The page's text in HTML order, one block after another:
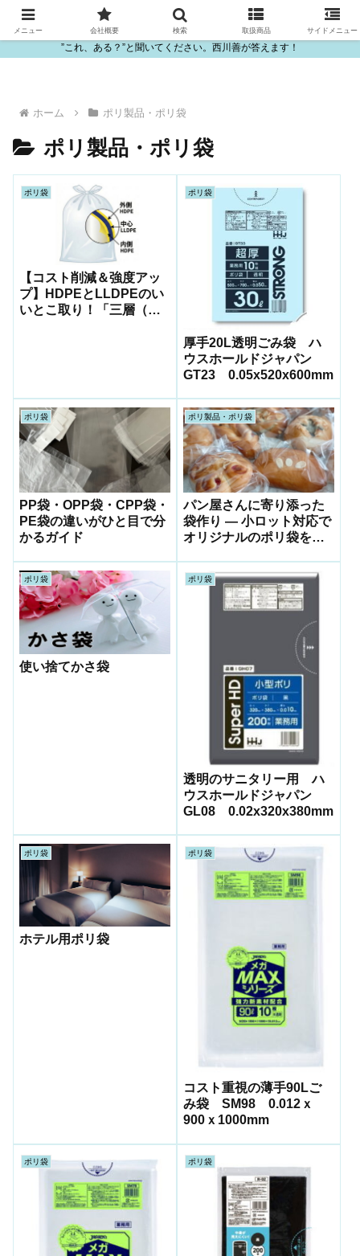
ビニール・プラスチック製品の卸販売は西川善
”これ、ある？”と聞いてください。西川善が答えます！
ホーム ポリ製品・ポリ袋
ポリ製品・ポリ袋
ポリ袋
【コスト削減＆強度アッ
プ】HDPEとLLDPEのい
いとこ取り！「三層（多
ポリ袋
厚手20L透明ごみ袋 ハ
ウスホールドジャパン
GT23 0.05x520x600mm
ポリ袋
PP袋・OPP袋・CPP袋・
PE袋の違いがひと目で分
かるガイド
ポリ製品・ポリ袋
パン屋さんに寄り添った
袋作り ― 小ロット対応で
オリジナルのポリ袋をお
ポリ袋
使い捨てかさ袋
ポリ袋
透明のサニタリー用 ハ
ウスホールドジャパン
GL08 0.02x320x380mm
ポリ袋
ホテル用ポリ袋
ポリ袋
コスト重視の薄手90Lご
み袋 SM98 0.012ｘ
900ｘ1000mm
ポリ袋 ポリ袋
メニュー 会社概要 検索 取扱商品 サイドメニュー